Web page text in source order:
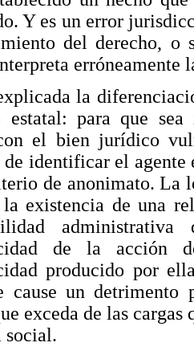
Y es un error
del derecho,
erróneamente
la
estatal: para que sea
el bien jurídico
de identificar el
de anonimato. La
la existencia de una
de la acción
producido por
cause un
exceda de las
social.